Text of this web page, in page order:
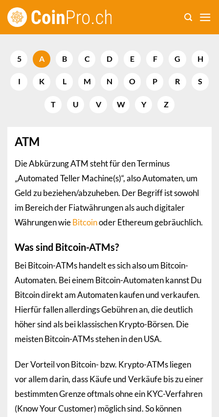
Zum
Inhalt
5 A B C D E F G H
I K L M N O P R S
T U V W Y Z
ATM
Die Abkürzung ATM steht für den Terminus
„Automated Teller Machine(s)“, also Automaten, um
Geld zu beziehen/abzuheben. Der Begriff ist sowohl
im Bereich der Fiatwährungen als auch digitaler
Währungen wieBitcoinoder Ethereum gebräuchlich.
Was sind Bitcoin-ATMs?
Bei Bitcoin-ATMs handelt es sich also um Bitcoin-
Automaten. Bei einem Bitcoin-Automaten kannst Du
Bitcoin direkt am Automaten kaufen und verkaufen.
Hierfür fallen allerdings Gebühren an, die deutlich
höher sind als bei klassischen Krypto-Börsen. Die
meisten Bitcoin-ATMs stehen in den USA.
Der Vorteil von Bitcoin- bzw. Krypto-ATMs liegen
vor allem darin, dass Käufe und Verkäufe bis zu einer
bestimmten Grenze oftmals ohne ein KYC-Verfahren
(Know Your Customer) möglich sind. So können